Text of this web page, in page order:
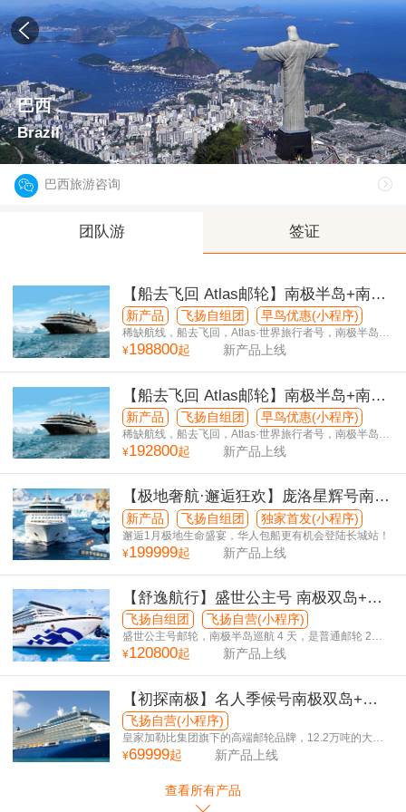
巴西
Brazil
巴西旅游咨询
团队游 签证
【船去飞回 Atlas邮轮】南极半岛+南美
5国+滴滴喀喀湖40日游
新产品 飞扬自组团 早鸟优惠(小程序)
稀缺航线，船去飞回，Atlas·世界旅行者号，南极半岛停
留6天
¥198800起 新产品上线
【船去飞回 Atlas邮轮】南极半岛+南美
5国36天
新产品 飞扬自组团 早鸟优惠(小程序)
稀缺航线，船去飞回，Atlas·世界旅行者号，南极半岛停
留6天
¥192800起 新产品上线
【极地奢航·邂逅狂欢】庞洛星辉号南极
半岛+南美5国+巴西狂欢节 36日游
新产品 飞扬自组团 独家首发(小程序)
邂逅1月极地生命盛宴，华人包船更有机会登陆长城站！
¥199999起 新产品上线
【舒逸航行】盛世公主号 南极双岛+南
美5国38日游 复活节岛升级版
飞扬自组团 飞扬自营(小程序)
盛世公主号邮轮，南极半岛巡航 4 天，是普通邮轮 2
倍！
¥120800起 新产品上线
【初探南极】名人季候号南极双岛+南
美3国25日游
飞扬自营(小程序)
皇家加勒比集团旗下的高端邮轮品牌，12.2万吨的大型
邮轮，为您提供更平稳、丰富前往世界尽头的旅行体
¥69999起 新产品上线
查看所有产品